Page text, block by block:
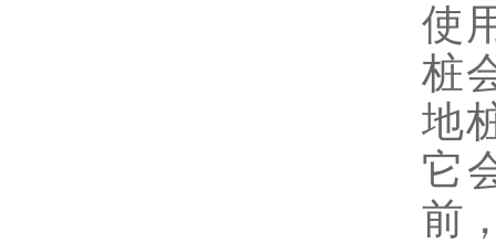
使
桩
地
它
前